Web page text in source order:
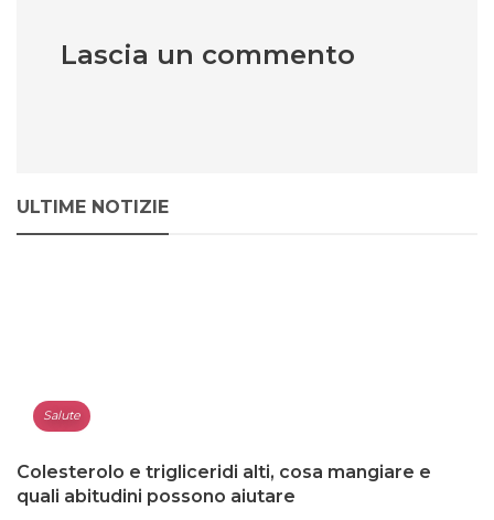
Lascia un commento
ULTIME NOTIZIE
Salute
Colesterolo e trigliceridi alti, cosa mangiare e
quali abitudini possono aiutare